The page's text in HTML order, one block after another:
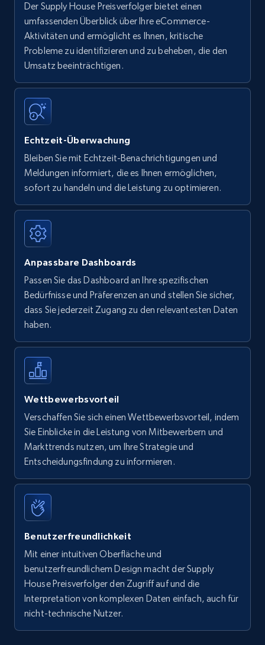
Der Supply House Preisverfolger bietet einen
umfassenden Überblick über Ihre eCommerce-
Aktivitäten und ermöglicht es Ihnen, kritische
Probleme zu identifizieren und zu beheben, die den
Umsatz beeinträchtigen.
Echtzeit-Überwachung
Bleiben Sie mit Echtzeit-Benachrichtigungen und
Meldungen informiert, die es Ihnen ermöglichen,
sofort zu handeln und die Leistung zu optimieren.
Anpassbare Dashboards
Passen Sie das Dashboard an Ihre spezifischen
Bedürfnisse und Präferenzen an und stellen Sie sicher,
dass Sie jederzeit Zugang zu den relevantesten Daten
haben.
Wettbewerbsvorteil
Verschaffen Sie sich einen Wettbewerbsvorteil, indem
Sie Einblicke in die Leistung von Mitbewerbern und
Markttrends nutzen, um Ihre Strategie und
Entscheidungsfindung zu informieren.
Benutzerfreundlichkeit
Mit einer intuitiven Oberfläche und
benutzerfreundlichem Design macht der Supply
House Preisverfolger den Zugriff auf und die
Interpretation von komplexen Daten einfach, auch für
nicht-technische Nutzer.